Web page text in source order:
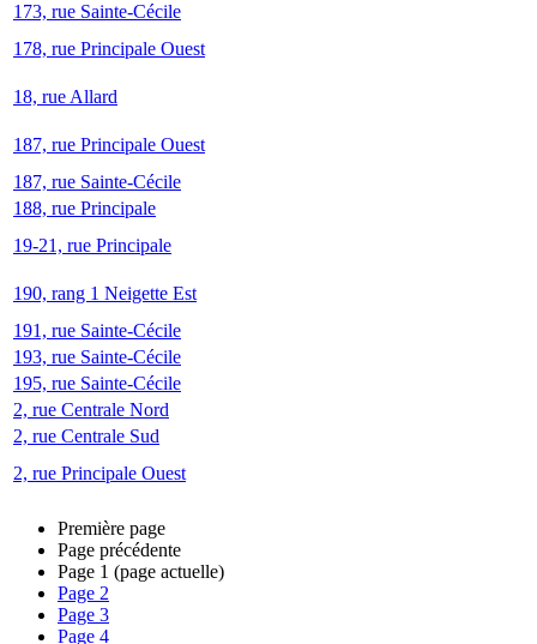
173, rue Sainte-Cécile
178, rue Principale Ouest
18, rue Allard
187, rue Principale Ouest
187, rue Sainte-Cécile
188, rue Principale
19-21, rue Principale
190, rang 1 Neigette Est
191, rue Sainte-Cécile
193, rue Sainte-Cécile
195, rue Sainte-Cécile
2, rue Centrale Nord
2, rue Centrale Sud
2, rue Principale Ouest
Première page
Page précédente
Page 1 (page actuelle)
Page 2
Page 3
Page 4